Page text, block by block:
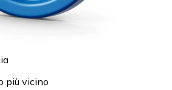
più vicino